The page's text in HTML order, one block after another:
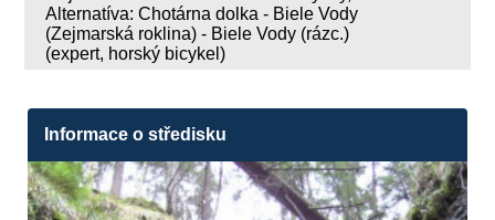
Alternatíva: Chotárna dolka - Biele Vody
(Zejmarská roklina) - Biele Vody (rázc.)
(expert, horský bicykel)
Informace o středisku